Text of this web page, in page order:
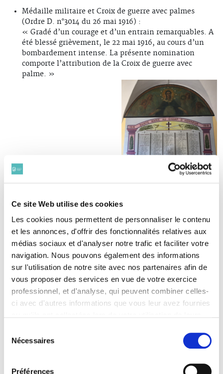
Ce site Web utilise des cookies
Les cookies nous permettent de personnaliser le contenu
et les annonces, d'offrir des fonctionnalités relatives aux
médias sociaux et d'analyser notre trafic et faciliter votre
navigation. Nous pouvons également des informations
sur l'utilisation de notre site avec nos partenaires afin de
vous proposer des services en vue de votre exercice
professionnel, et d'analyse, qui peuvent combiner celles-
ci avec d'autres informations que vous leur avez fournies
continuez à utiliser notre site Web.
Pour en savoir plus sur notre politique de traitement,
Nécessaires
Préférences
Médaille militaire et Croix de guerre avec palmes
(Ordre D. n°3014 du 26 mai 1916) :
« Gradé d’un courage et d’un entrain remarquables. A
été blessé grièvement, le 22 mai 1916, au cours d’un
bombardement intense. La présente nomination
comporte l’attribution de la Croix de guerre avec
palme. »
Portrait de Jacques Guillaume Joseph Marie Pierre
Delpy
Faire-part de décès
Lettre de son beau-frère, M. Aubert, au Bâtonnier
(7 juin 1916)
Au Champ d'honneur - Le brancardier Jacques
Delpy,
Photo du Monument commémoratif de
l’Institution Sainte Marie de Riom